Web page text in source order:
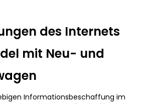
des Internets
mit Neu- und
Informationsbeschaffung im